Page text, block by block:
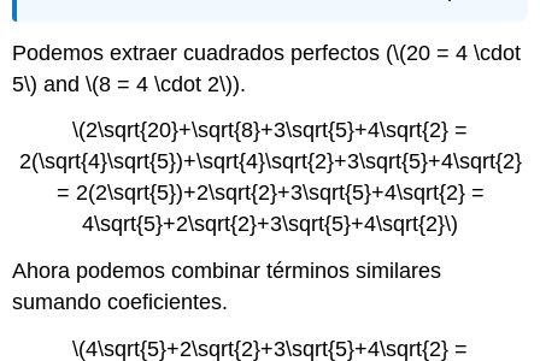
Podemos extraer cuadrados perfectos (\(20 = 4 \cdot
5\) and\(8 = 4 \cdot 2\)).
\(2\sqrt{20}+\sqrt{8}+3\sqrt{5}+4\sqrt{2} =
2(\sqrt{4}\sqrt{5})+\sqrt{4}\sqrt{2}+3\sqrt{5}+4\sqrt{2}
= 2(2\sqrt{5})+2\sqrt{2}+3\sqrt{5}+4\sqrt{2} =
4\sqrt{5}+2\sqrt{2}+3\sqrt{5}+4\sqrt{2}\)
Ahora podemos combinar términos similares
sumando coeficientes.
\(4\sqrt{5}+2\sqrt{2}+3\sqrt{5}+4\sqrt{2} =